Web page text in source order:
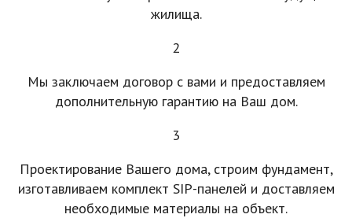
жилища.
2
Мы заключаем договор с вами и предоставляем
дополнительную гарантию на Ваш дом.
3
Проектирование Вашего дома, строим фундамент,
изготавливаем комплект SIP-панелей и доставляем
необходимые материалы на объект.